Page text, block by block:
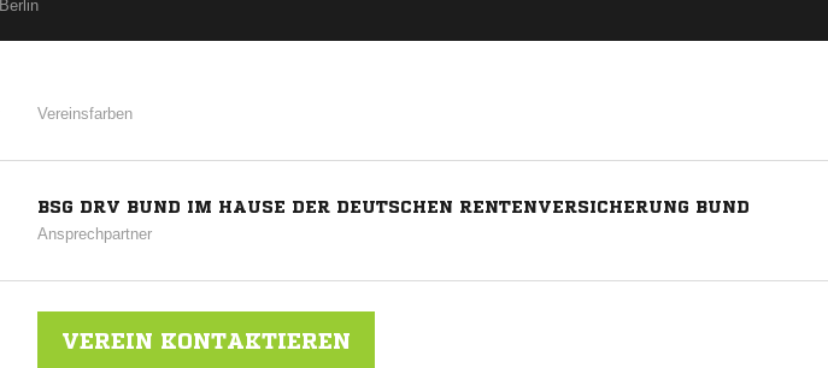
Berlin
Vereinsfarben
BSG DRV BUND IM HAUSE DER DEUTSCHEN RENTENVERSICHERUNG BUND
Ansprechpartner
VEREIN KONTAKTIEREN